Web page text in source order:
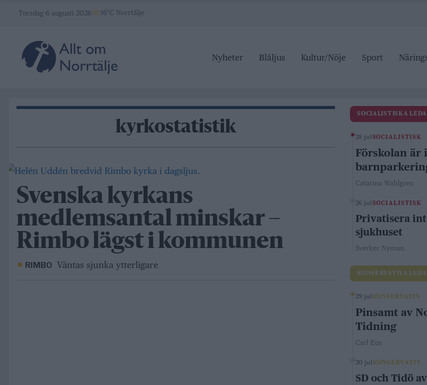
Torsdag 6 augusti 2026 16°C Norrtälje
Nyheter Blåljus Kultur/Nöje Sport
kyrkostatistik
Svenska kyrkans
medlemsantal minskar –
Rimbo lägst i kommunen
RIMBO Väntas sjunka ytterligare
SOCIALISTISKA
28 jul SOCIALISTISK
Förskolan är
Catarina Wahlgren
26 jul SOCIALISTISK
Privatisera
sjukhuset
Sverker Nyman
KONSERVATIVA
29 jul KONSERVATIV
Pinsamt av
Tidning
Carl Eos
20 jul KONSERVATIV
SD och Tidö